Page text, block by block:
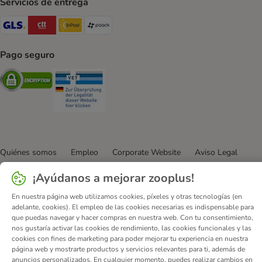
GLS Shipping Method
CTTExpress Shipping Method
InPost Shipping Method
Pago seguro
Security
Quiénes somos Empleo Corporate Website
Aviso Legal
Condiciones comerciales generales
Formulario de desistimiento
Contacto
Gastos de envío y plazo de entrega
Formas de pago
Programa de afiliación
Protección de datos
Declaración de accesibilidad
© zooplus SE2026
¡Ayúdanos a mejorar zooplus!
En nuestra página web utilizamos cookies, píxeles y otras tecnologías (en
adelante, cookies). El empleo de las cookies necesarias es indispensable para
que puedas navegar y hacer compras en nuestra web. Con tu consentimiento,
nos gustaría activar las cookies de rendimiento, las cookies funcionales y las
cookies con fines de marketing para poder mejorar tu experiencia en nuestra
página web y mostrarte productos y servicios relevantes para ti, además de
anuncios personalizados. En cualquier momento, puedes realizar cambios en